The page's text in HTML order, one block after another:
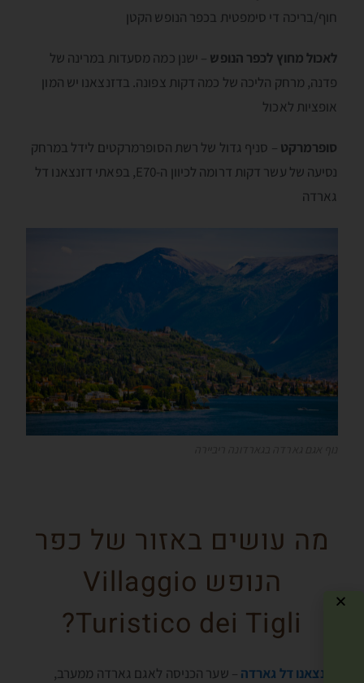
חוף/בריכה די סימפטית בכפר הנופש הקטן
לאכול מחוץ לכפר הנופש – ישנן כמה מסעדות במרינה של
פדנה, מרחק הליכה של כמה דקות צפונה. בדזנצאנו יש המון
אופציות לאכול
סופרמרקט – סניף גדול של רשת הסופרמרקטים לידל במרחק
נסיעה של עשר דקות דרומה לכיוון ה-E70, בפאתי דזנצאנו דל
גארדה
מה עושים באזור של כפר
הנופש Villaggio
Turistico dei Tigli?
דזנצאנו דל גארדה – שער הכניסה לאגם גארדה ממערב,